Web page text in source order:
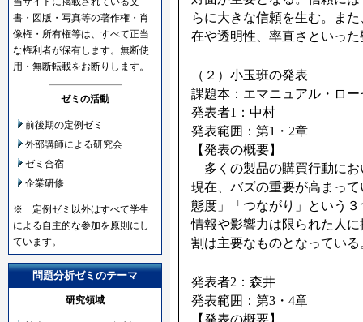
書・図版・写真等の著作権・肖
像権・所有権等は、すべて正当
な権利者が保有します。無断使
用・無断転載をお断りします。
ゼミの活動
前後期の定例ゼミ
外部講師による研究会
ゼミ合宿
企業研修
※ 定例ゼミ以外はすべて学生
による自主的な参加を原則にし
ています。
問題分析ゼミのテーマ
研究領域
らに大きな信頼を生む。ま
在や透明性、率直さといっ
（２）小玉班の発表
課題本：エマニュアル・ロ
発表者1：中村
発表範囲：第1・2章
【発表の概要】
多くの製品の購買行動にお
現在、バズの重要が高まっ
態度」「つながり」という
情報や影響力は限られた人
割は主要なものとなっている
発表者2：森井
発表範囲：第3・4章
【発表の概要】